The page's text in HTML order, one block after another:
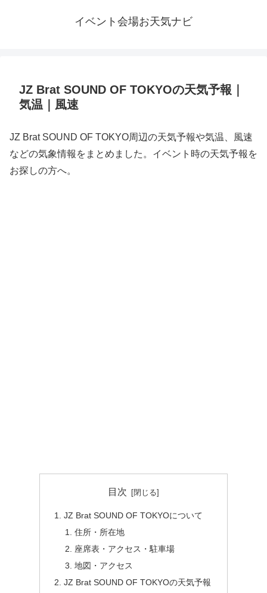
イベント会場お天気ナビ
JZ Brat SOUND OF TOKYOの天気予報｜
気温｜風速
JZ Brat SOUND OF TOKYO周辺の天気予報や気温、風速
などの気象情報をまとめました。イベント時の天気予報を
お探しの方へ。
目次
JZ Brat SOUND OF TOKYOについて
住所・所在地
座席表・アクセス・駐車場
地図・アクセス
JZ Brat SOUND OF TOKYOの天気予報